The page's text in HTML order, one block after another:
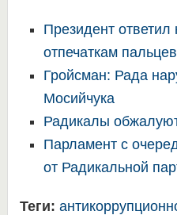
Президент
отпечаткам пальцев
Гройсман: Рада
Мосийчука
Радикалы
Парламент с
от Радикальной
Теги: